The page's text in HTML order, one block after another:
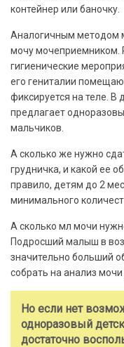
контейнер или баночку.
Аналогичным методом
мочу мочеприемником.
гигиенические
его гениталии
фиксируется на теле. В
предлагает
мальчиков.
А сколько же нужно
грудничка, и какой ее
правило, детям до 2
минимального
А сколько мл мочи
Подросший малыш в
значительно больший
собрать на анализ
Но если нет
одноразовый
достаточно